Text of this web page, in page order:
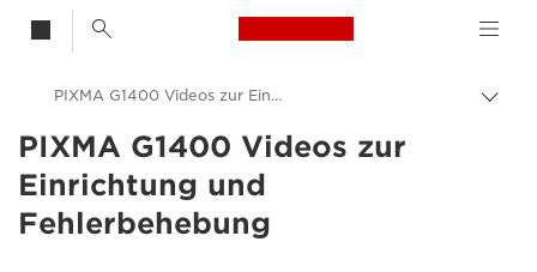
Canon Logo, back
Auf
Canon
Support Consumer Produkte
PIXMA G1400 Videos zur Einrichtung des Druckers
PIXMA G1400 Videos zur
Einrichtung und
Fehlerbehebung